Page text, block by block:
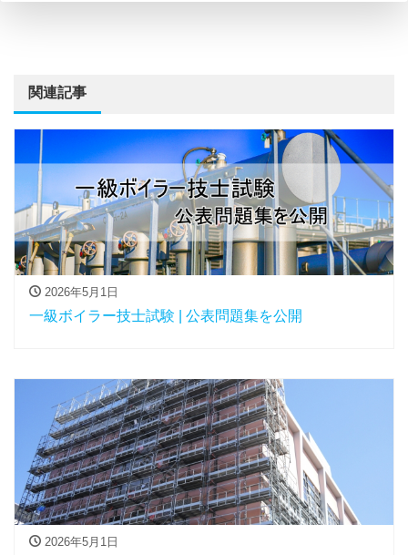
関連記事
2026年5月1日
一級ボイラー技士試験 | 公表問題集を公開
2026年5月1日